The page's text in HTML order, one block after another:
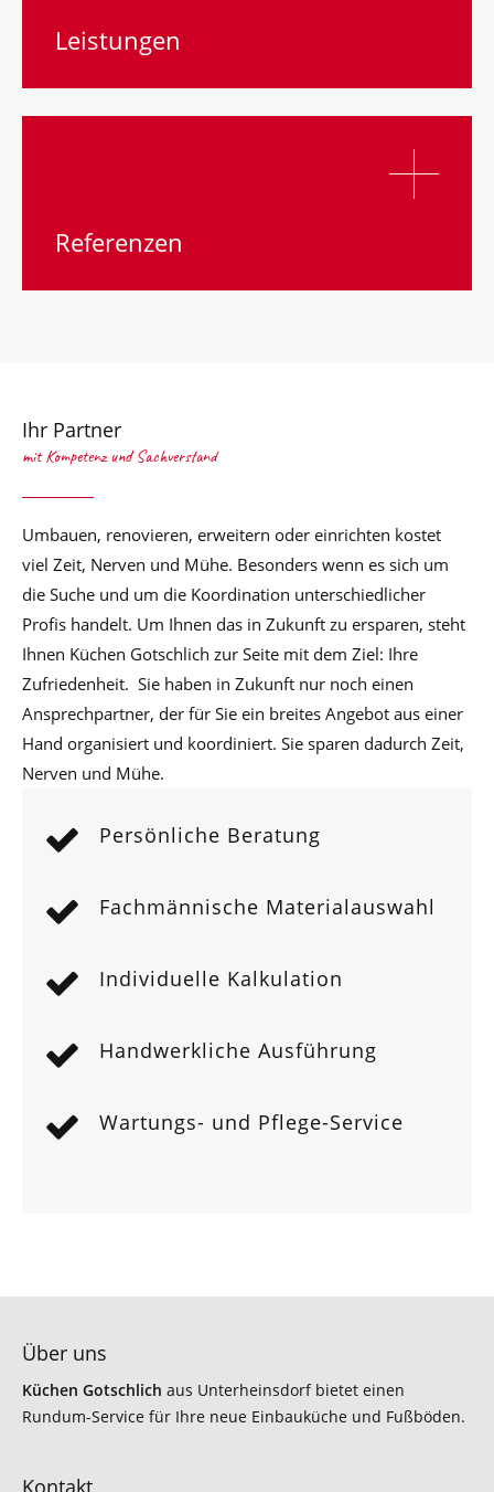
Leistungen
Referenzen
Ihr Partner
mit Kompetenz und Sachverstand
Umbauen, renovieren, erweitern oder einrichten kostet
viel Zeit, Nerven und Mühe. Besonders wenn es sich um
die Suche und um die Koordination unterschiedlicher
Profis handelt. Um Ihnen das in Zukunft zu ersparen, steht
Ihnen Küchen Gotschlich zur Seite mit dem Ziel: Ihre
Zufriedenheit. Sie haben in Zukunft nur noch einen
Ansprechpartner, der für Sie ein breites Angebot aus einer
Hand organisiert und koordiniert. Sie sparen dadurch Zeit,
Nerven und Mühe.
Persönliche Beratung
Fachmännische Materialauswahl
Individuelle Kalkulation
Handwerkliche Ausführung
Wartungs- und Pflege-Service
Über uns
Küchen Gotschlich aus Unterheinsdorf bietet einen
Rundum-Service für Ihre neue Einbauküche und Fußböden.
Kontakt